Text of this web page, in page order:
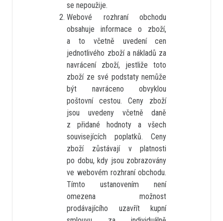
se nepoužije.
Webové rozhraní obchodu
obsahuje informace o zboží,
a to včetně uvedení cen
jednotlivého zboží a nákladů za
navrácení zboží, jestliže toto
zboží ze své podstaty nemůže
být navráceno obvyklou
poštovní cestou. Ceny zboží
jsou uvedeny včetně daně
z přidané hodnoty a všech
souvisejících poplatků. Ceny
zboží zůstávají v platnosti
po dobu, kdy jsou zobrazovány
ve webovém rozhraní obchodu.
Tímto ustanovením není
omezena možnost
prodávajícího uzavřít kupní